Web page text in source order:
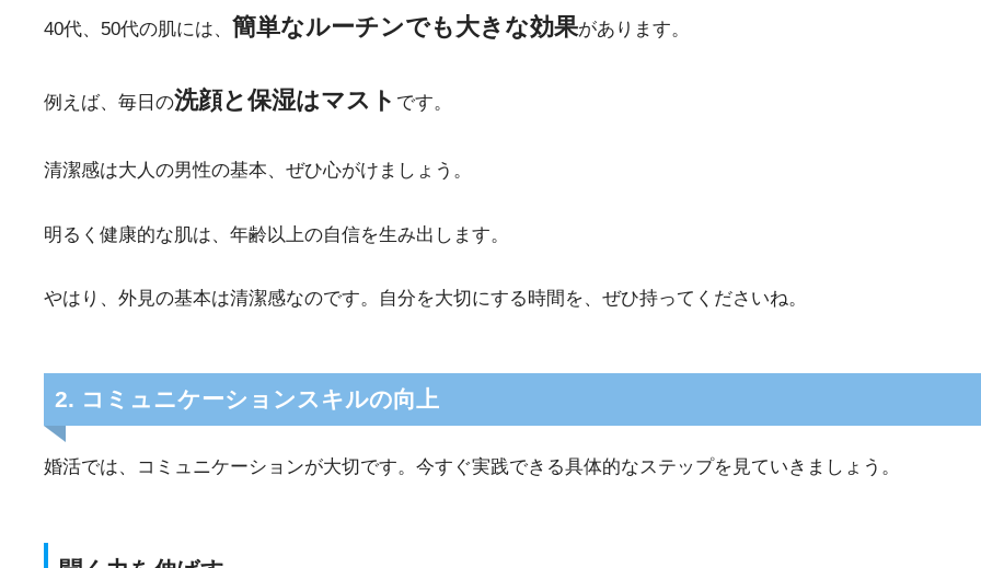
40代、50代の肌には、 簡単なルーチンでも大きな効果があります。
例えば、毎日の洗顔と保湿はマスト です。
清潔感は大人の男性の基本、ぜひ心がけましょう。
明るく健康的な肌は、年齢以上の自信を生み出します。
やはり、外見の基本は清潔感なのです。自分を大切にする時間を、ぜひ持ってくださいね。
2. コミュニケーションスキルの向上
婚活では、コミュニケーションが大切です。今すぐ実践できる具体的なステップを見ていきましょう。